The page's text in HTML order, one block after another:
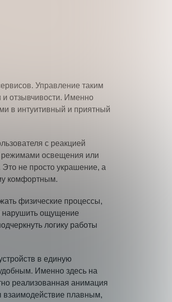
Управление таким
и отзывчивости. Именно
в интуитивный и приятный
с реакцией
режимами освещения или
не просто украшение, а
комфортным.
физические процессы,
нарушить ощущение
логику работы
в единую
Именно здесь на
реализованная анимация
взаимодействие плавным,